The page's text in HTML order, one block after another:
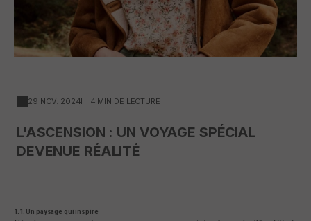
29 NOV. 2024 4 MIN DE LECTURE
L'ASCENSION : UN VOYAGE SPÉCIAL
DEVENUE RÉALITÉ
1.1. Un paysage qui inspire